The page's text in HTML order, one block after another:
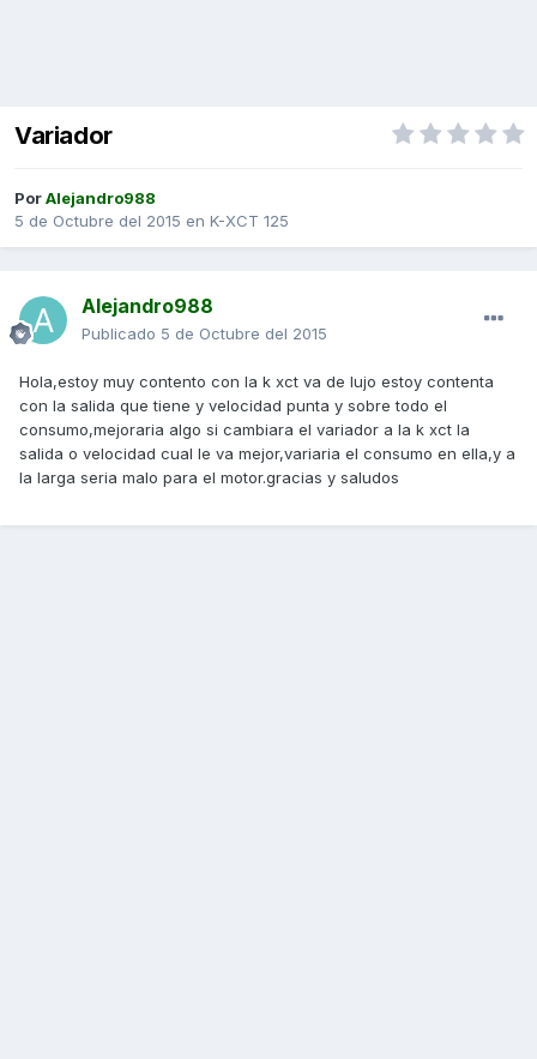
Variador
PorAlejandro988
5 de Octubre del 2015 en K-XCT 125
Alejandro988
Publicado 5 de Octubre del 2015
Hola,estoy muy contento con la k xct va de lujo estoy contenta
con la salida que tiene y velocidad punta y sobre todo el
consumo,mejoraria algo si cambiara el variador a la k xct la
salida o velocidad cual le va mejor,variaria el consumo en ella,y a
la larga seria malo para el motor.gracias y saludos